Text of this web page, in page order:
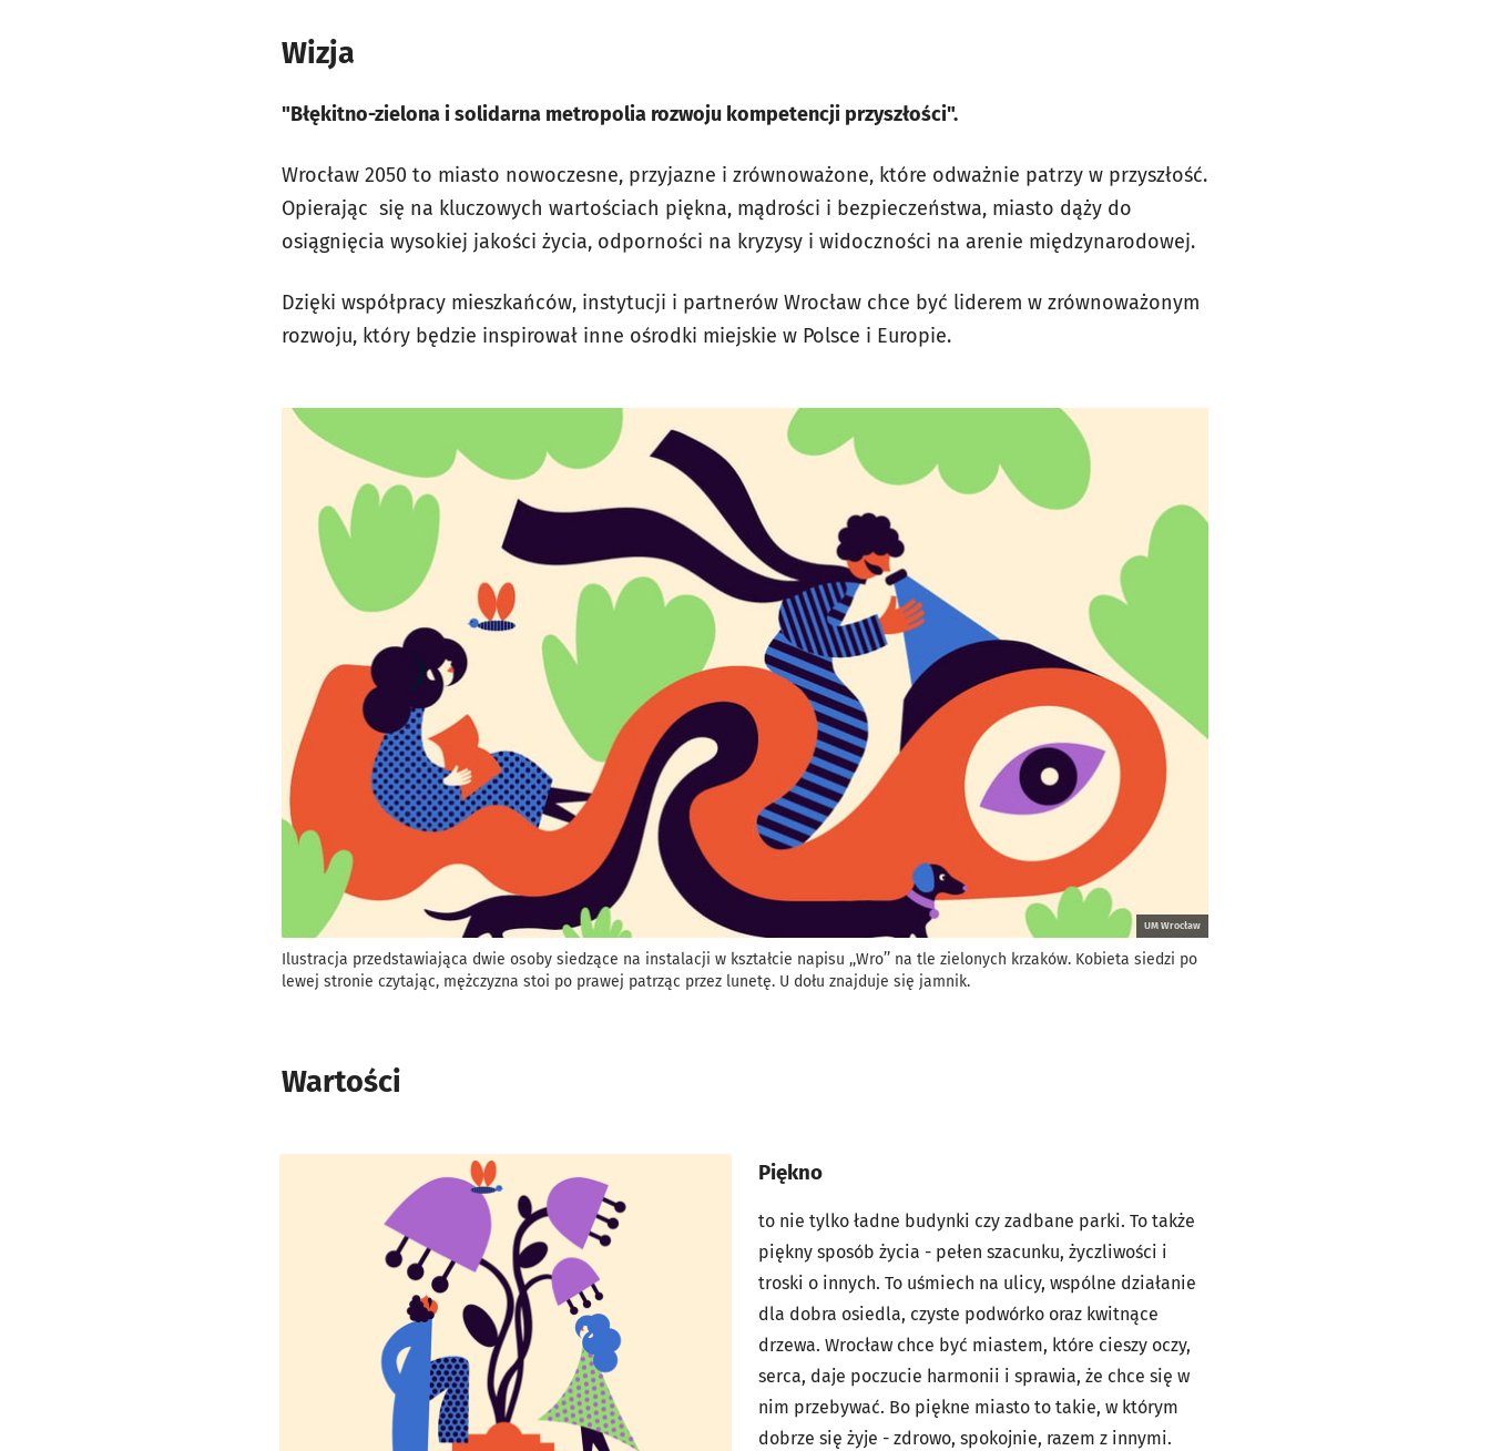
Wizja
"Błękitno-zielona i solidarna metropolia rozwoju kompetencji przyszłości".
Wrocław 2050 to miasto nowoczesne, przyjazne i zrównoważone, które odważnie patrzy w przyszłość.
Opierając się na kluczowych wartościach piękna, mądrości i bezpieczeństwa, miasto dąży do
osiągnięcia wysokiej jakości życia, odporności na kryzysy i widoczności na arenie międzynarodowej.
Dzięki współpracy mieszkańców, instytucji i partnerów Wrocław chce być liderem w zrównoważonym
rozwoju, który będzie inspirował inne ośrodki miejskie w Polsce i Europie.
UM Wrocław
Ilustracja przedstawiająca dwie osoby siedzące na instalacji w kształcie napisu ,,Wro’’ na tle zielonych krzaków. Kobieta siedzi po
lewej stronie czytając, mężczyzna stoi po prawej patrząc przez lunetę. U dołu znajduje się jamnik.
Wartości
Piękno
to nie tylko ładne budynki czy zadbane parki. To także
piękny sposób życia - pełen szacunku, życzliwości i
troski o innych. To uśmiech na ulicy, wspólne działanie
dla dobra osiedla, czyste podwórko oraz kwitnące
drzewa. Wrocław chce być miastem, które cieszy oczy,
serca, daje poczucie harmonii i sprawia, że chce się w
nim przebywać. Bo piękne miasto to takie, w którym
dobrze się żyje - zdrowo, spokojnie, razem z innymi.